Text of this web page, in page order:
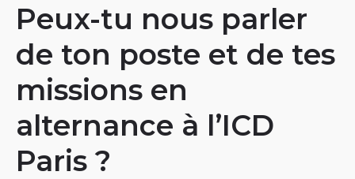
Peux-tu nous parler
de ton poste et de tes
missions en
alternance à l’ICD
Paris ?